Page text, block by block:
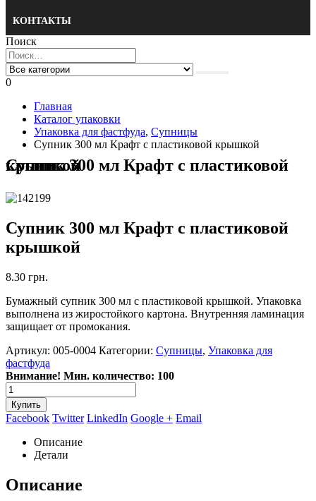
КОНТАКТЫ
Поиск
0
Главная
Каталог упаковки
Упаковка для фастфуда, Супницы
Супник 300 мл Крафт с пластиковой крышкой
Супник 300 мл Крафт с пластиковой крышкой
Супник 300 мл Крафт с пластиковой
крышкой
8.30 грн.
Бумажный супник 300 мл с пластиковой крышкой. Упаковка
выполнена из жиростойкого картона. Внутренняя ламинация
защищает от промокания.
Артикул: 005-0004 Категории: Супницы, Упаковка для
фастфуда
Внимание! Мин. количество: 100
Купить
Facebook Twitter LinkedIn Google + Email
Описание
Детали
Описание